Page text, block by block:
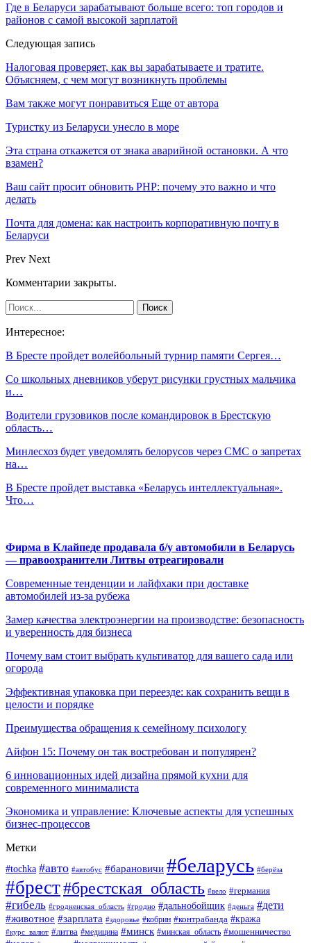
Где в Беларуси зарабатывают больше всего: топ городов и
районов с самой высокой зарплатой
Следующая запись
Налоговая проверяет, как вы зарабатываете и тратите.
Объясняем, с чем могут возникнуть проблемы
Вам также могут понравиться Еще от автора
Туристку из Беларуси унесло в море
Эта страна откажется от знака аварийной остановки. А что
взамен?
Ваш сайт просит обновить PHP: почему это важно и что
делать
Почта для домена: как настроить корпоративную почту в
Беларуси
Prev Next
Комментарии закрыты.
Интересное:
В Бресте пройдет волейбольный турнир памяти Сергея…
Со школьных дневников уберут рисунки грустных мальчика
и…
Водители грузовиков после командировок в Брестскую
область…
Минлесхоз будет уведомлять белорусов через СМС о запретах
на…
В Бресте пройдет выставка «Беларусь интеллектуальная».
Что…
Фирма в Клайпеде продавала б/у автомобили в Беларусь
— правоохранители Литвы отреагировали
Современные тенденции и лайфхаки при доставке
автомобилей из-за рубежа
Замер качества электроэнергии на производстве: безопасность
и уверенность для бизнеса
Почему вам стоит выбрать культиватор для вашего сада или
огорода
Эффективная упаковка при переезде: как сохранить вещи в
целости и порядке
Преимущества обращения к семейному психологу
Айфон 15: Почему он так востребован и популярен?
6 инновационных идей дизайна прямой кухни для
современного минималиста
Экономика и управление: Ключевые аспекты для успешных
бизнес-процессов
Метки
#tochka #авто #автобус #барановичи #беларусь #берёза
#брест#брестская_область #вело #германия
#гибель #гродненская_область #гродно #дальнобойщик #деньга #дети
#животное #зарплата #здоровье #кобрин #контрабанда #кража
#курс_валют #литва #медицина #минск #минская_область #мошенничество